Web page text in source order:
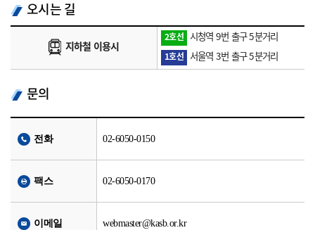
오시는 길
지하철 이용시
2호선 시청역 9번 출구 5분거리
1호선 서울역 3번 출구 5분거리
문의
전화 02-6050-0150
팩스 02-6050-0170
이메일 webmaster@kasb.or.kr